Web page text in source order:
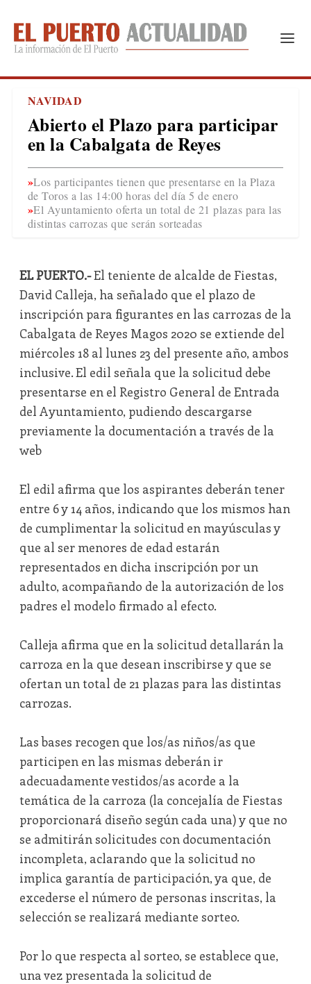
NAVIDAD
Abierto el Plazo para participar
en la Cabalgata de Reyes
Los participantes tienen que presentarse en la Plaza
de Toros a las 14:00 horas del día 5 de enero
El Ayuntamiento oferta un total de 21 plazas para las
distintas carrozas que serán sorteadas
EL PUERTO.-El teniente de alcalde de Fiestas,
David Calleja, ha señalado que el plazo de
inscripción para figurantes en las carrozas de la
Cabalgata de Reyes Magos 2020 se extiende del
miércoles 18 al lunes 23 del presente año, ambos
inclusive. El edil señala que la solicitud debe
presentarse en el Registro General de Entrada
del Ayuntamiento, pudiendo descargarse
previamente la documentación a través de la
web
El edil afirma que los aspirantes deberán tener
entre 6 y 14 años, indicando que los mismos han
de cumplimentar la solicitud en mayúsculas y
que al ser menores de edad estarán
representados en dicha inscripción por un
adulto, acompañando de la autorización de los
padres el modelo firmado al efecto.
Calleja afirma que en la solicitud detallarán la
carroza en la que desean inscribirse y que se
ofertan un total de 21 plazas para las distintas
carrozas.
Las bases recogen que los/as niños/as que
participen en las mismas deberán ir
adecuadamente vestidos/as acorde a la
temática de la carroza (la concejalía de Fiestas
proporcionará diseño según cada una) y que no
se admitirán solicitudes con documentación
incompleta, aclarando que la solicitud no
implica garantía de participación, ya que, de
excederse el número de personas inscritas, la
selección se realizará mediante sorteo.
Por lo que respecta al sorteo, se establece que,
una vez presentada la solicitud de